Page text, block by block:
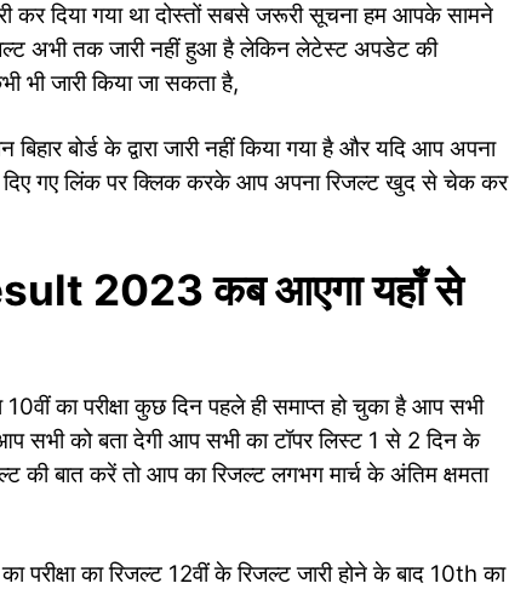
कर दिया गया था दोस्तों सबसे जरूरी सूचना हम आपके सामने
अभी तक जारी नहीं हुआ है लेकिन लेटेस्ट अपडेट की
जारी किया जा सकता है,
बोर्ड के द्वारा जारी नहीं किया गया है और यदि आप अपना
दिए गए लिंक पर क्लिक करके आप अपना रिजल्ट खुद से चेक कर
2023 कब आएगा यहाँ से
10वीं का परीक्षा कुछ दिन पहले ही समाप्त हो चुका है आप सभी
सभी को बता देगी आप सभी का टॉपर लिस्ट 1 से 2 दिन के
की बात करें तो आप का रिजल्ट लगभग मार्च के अंतिम क्षमता
का परीक्षा का रिजल्ट 12वीं के रिजल्ट जारी होने के बाद 10th का